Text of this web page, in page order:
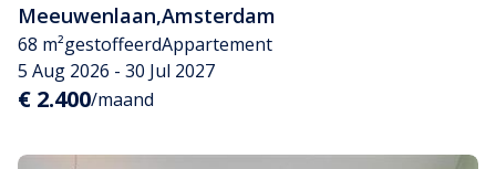
Meeuwenlaan,Amsterdam
68 m²gestoffeerdAppartement
5 Aug 2026 - 30 Jul 2027
€ 2.400/maand